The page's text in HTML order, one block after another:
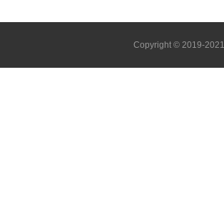
Copyright © 2019-